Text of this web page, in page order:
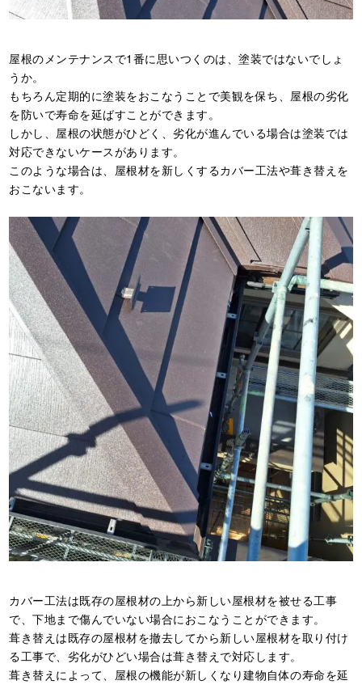
屋根のメンテナンスで1番に思いつくのは、塗装ではないでしょ
うか。
もちろん定期的に塗装をおこなうことで美観を保ち、屋根の劣化
を防いで寿命を延ばすことができます。
しかし、屋根の状態がひどく、劣化が進んでいる場合は塗装では
対応できないケースがあります。
このような場合は、屋根材を新しくするカバー工法や葺き替えを
おこないます。
カバー工法は既存の屋根材の上から新しい屋根材を被せる工事
で、下地まで傷んでいない場合におこなうことができます。
葺き替えは既存の屋根材を撤去してから新しい屋根材を取り付け
る工事で、劣化がひどい場合は葺き替えで対応します。
葺き替えによって、屋根の機能が新しくなり建物自体の寿命を延